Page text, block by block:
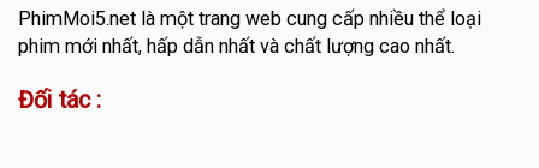
PhimMoi5.netlà một trang web cung cấp nhiều thể loại
phim mới nhất, hấp dẫn nhất và chất lượng cao nhất.
Đối tác :